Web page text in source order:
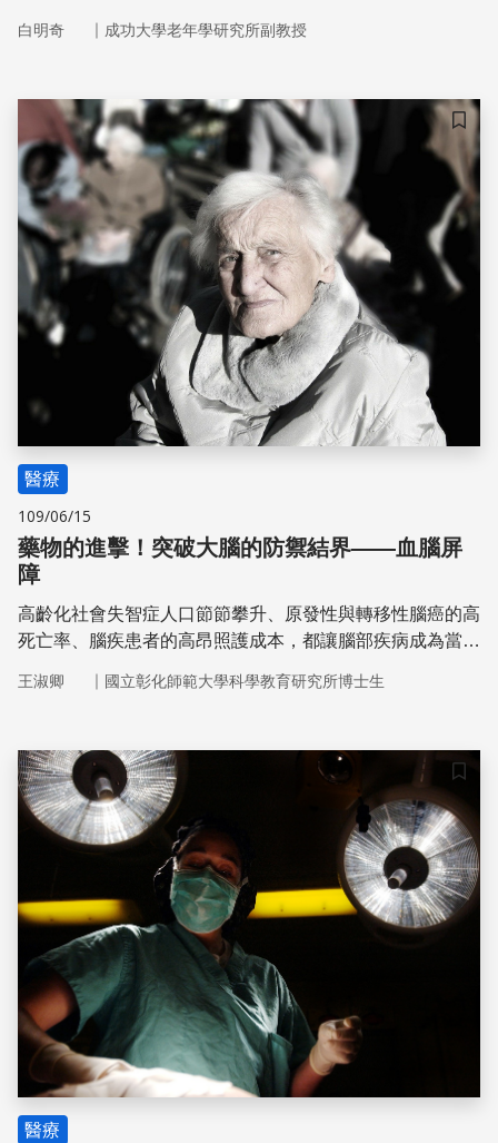
為什麼老人家比較容易「迷路失蹤」呢？人腦中的那套「導
白明奇 ｜ 成功大學老年學研究所副教授
儲存
醫療
109/06/15
藥物的進擊！突破大腦的防禦結界——血腦屏
障
高齡化社會失智症人口節節攀升、原發性與轉移性腦癌的高
死亡率、腦疾患者的高昂照護成本，都讓腦部疾病成為當代
異的醫療研究，已讓治療藥物和具特定療效的基因能夠成功
光。
王淑卿 ｜ 國立彰化師範大學科學教育研究所博士生
儲存
醫療